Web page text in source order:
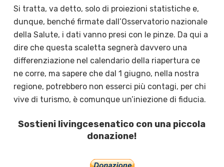
Si tratta, va detto, solo di proiezioni statistiche e,
dunque, benché firmate dall’Osservatorio nazionale
della Salute, i dati vanno presi con le pinze. Da qui a
dire che questa scaletta segnerà davvero una
differenziazione nel calendario della riapertura ce
ne corre, ma sapere che dal 1 giugno, nella nostra
regione, potrebbero non esserci più contagi, per chi
vive di turismo, è comunque un’iniezione di fiducia.
Sostieni livingcesenatico con una piccola
donazione!